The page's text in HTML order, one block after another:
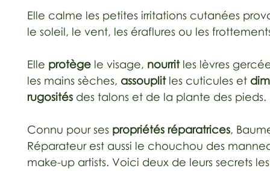
Elle calme les petites irritations cutanées
le soleil, le vent, les éraflures ou les
Elle protège le visage, nourritles lèvres
les mains sèches, assouplitles cuticules et
rugosités des talons et de la plante des pieds.
Connu pour ses propriétés réparatrices,
Réparateur est aussi le chouchou des
make-up artists. Voici deux de leurs secrets